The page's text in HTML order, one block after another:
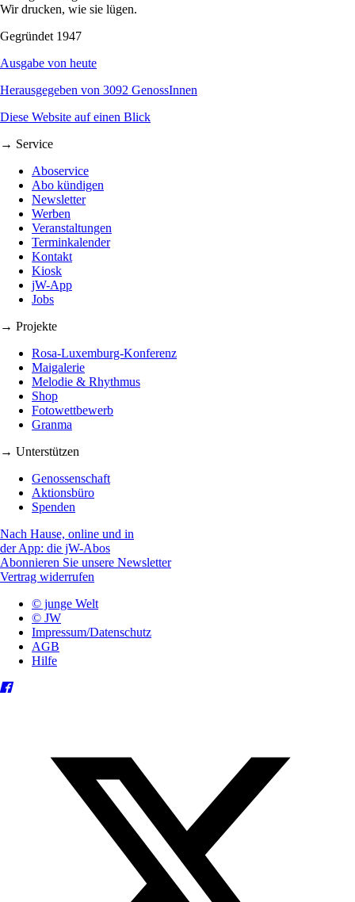
Wir drucken, wie sie lügen.
Gegründet 1947
Ausgabe von heute
Herausgegeben von 3092 GenossInnen
Diese Website auf einen Blick
→ Service
Aboservice
Abo kündigen
Newsletter
Werben
Veranstaltungen
Terminkalender
Kontakt
Kiosk
jW-App
Jobs
→ Projekte
Rosa-Luxemburg-Konferenz
Maigalerie
Melodie & Rhythmus
Shop
Fotowettbewerb
Granma
→ Unterstützen
Genossenschaft
Aktionsbüro
Spenden
Nach Hause, online und in
der App: die jW-Abos
Abonnieren Sie unsere Newsletter
Vertrag widerrufen
© junge Welt
© JW
Impressum/Datenschutz
AGB
Hilfe